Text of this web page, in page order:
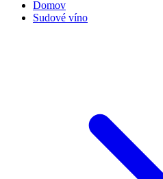
Domov
Sudové víno